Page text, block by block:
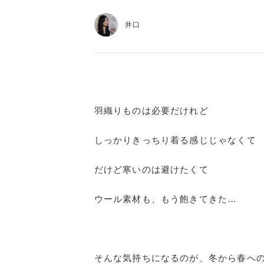
井口
羽織りものは必要だけれど
しっかりきっちり着る感じじゃなくて
だけど寒いのは避けたくて
ウール素材も、もう飽きてきた…
そんな気持ちになるのが、冬から春へ